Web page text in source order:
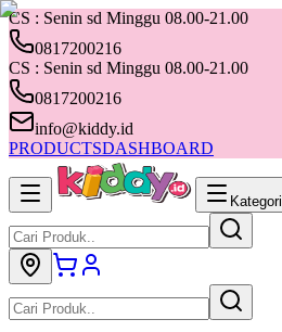
CS : Senin sd Minggu 08.00-21.00
0817200216
CS : Senin sd Minggu 08.00-21.00
0817200216
info@kiddy.id
PRODUCTSDASHBOARD
Kategori